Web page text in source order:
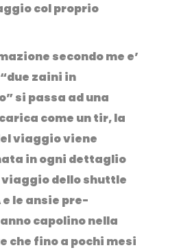
col proprio
secondo me e’
due zaini in
” si passa ad una
come un tir, la
viaggio viene
in ogni dettaglio
viaggio dello shuttle
e le ansie pre-
capolino nella
che fino a pochi mesi